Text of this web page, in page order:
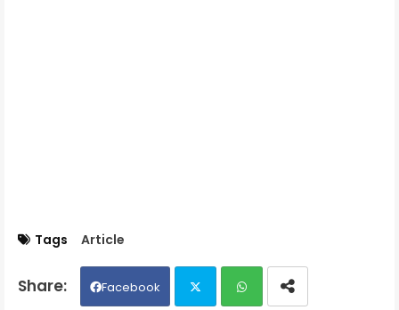
Tags Article
Facebook